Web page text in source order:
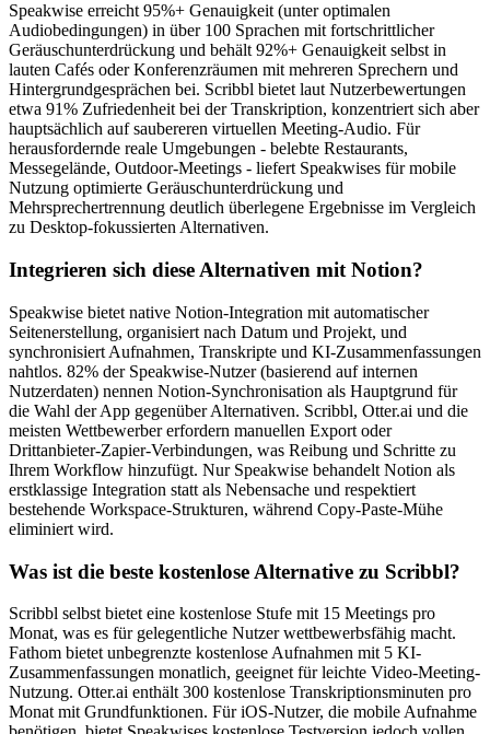
Speakwise erreicht 95%+ Genauigkeit (unter optimalen
Audiobedingungen) in über 100 Sprachen mit fortschrittlicher
Geräuschunterdrückung und behält 92%+ Genauigkeit selbst in
lauten Cafés oder Konferenzräumen mit mehreren Sprechern und
Hintergrundgesprächen bei. Scribbl bietet laut Nutzerbewertungen
etwa 91% Zufriedenheit bei der Transkription, konzentriert sich aber
hauptsächlich auf saubereren virtuellen Meeting-Audio. Für
herausfordernde reale Umgebungen - belebte Restaurants,
Messegelände, Outdoor-Meetings - liefert Speakwises für mobile
Nutzung optimierte Geräuschunterdrückung und
Mehrsprechertrennung deutlich überlegene Ergebnisse im Vergleich
zu Desktop-fokussierten Alternativen.
Integrieren sich diese Alternativen mit Notion?
Speakwise bietet native Notion-Integration mit automatischer
Seitenerstellung, organisiert nach Datum und Projekt, und
synchronisiert Aufnahmen, Transkripte und KI-Zusammenfassungen
nahtlos. 82% der Speakwise-Nutzer (basierend auf internen
Nutzerdaten) nennen Notion-Synchronisation als Hauptgrund für
die Wahl der App gegenüber Alternativen. Scribbl, Otter.ai und die
meisten Wettbewerber erfordern manuellen Export oder
Drittanbieter-Zapier-Verbindungen, was Reibung und Schritte zu
Ihrem Workflow hinzufügt. Nur Speakwise behandelt Notion als
erstklassige Integration statt als Nebensache und respektiert
bestehende Workspace-Strukturen, während Copy-Paste-Mühe
eliminiert wird.
Was ist die beste kostenlose Alternative zu Scribbl?
Scribbl selbst bietet eine kostenlose Stufe mit 15 Meetings pro
Monat, was es für gelegentliche Nutzer wettbewerbsfähig macht.
Fathom bietet unbegrenzte kostenlose Aufnahmen mit 5 KI-
Zusammenfassungen monatlich, geeignet für leichte Video-Meeting-
Nutzung. Otter.ai enthält 300 kostenlose Transkriptionsminuten pro
Monat mit Grundfunktionen. Für iOS-Nutzer, die mobile Aufnahme